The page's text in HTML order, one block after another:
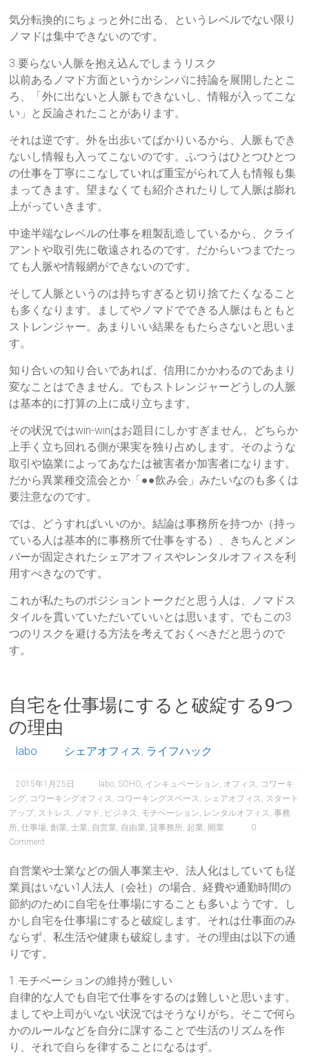
気分転換的にちょっと外に出る、というレベルでない限り
ノマドは集中できないのです。
3.要らない人脈を抱え込んでしまうリスク
以前あるノマド方面というかシンパに持論を展開したとこ
ろ、「外に出ないと人脈もできないし、情報が入ってこな
い」と反論されたことがあります。
それは逆です。外を出歩いてばかりいるから、人脈もでき
ないし情報も入ってこないのです。ふつうはひとつひとつ
の仕事を丁寧にこなしていれば重宝がられて人も情報も集
まってきます。望まなくても紹介されたりして人脈は膨れ
上がっていきます。
中途半端なレベルの仕事を粗製乱造しているから、クライ
アントや取引先に敬遠されるのです。だからいつまでたっ
ても人脈や情報網ができないのです。
そして人脈というのは持ちすぎると切り捨てたくなること
も多くなります。ましてやノマドでできる人脈はもともと
ストレンジャー。あまりいい結果をもたらさないと思いま
す。
知り合いの知り合いであれば、信用にかかわるのであまり
変なことはできません。でもストレンジャーどうしの人脈
は基本的に打算の上に成り立ちます。
その状況ではwin-winはお題目にしかすぎません。どちらか
上手く立ち回れる側が果実を独り占めします。そのような
取引や協業によってあなたは被害者か加害者になります。
だから異業種交流会とか「●●飲み会」みたいなのも多くは
要注意なのです。
では、どうすればいいのか。結論は事務所を持つか（持っ
ている人は基本的に事務所で仕事をする）、きちんとメン
バーが固定されたシェアオフィスやレンタルオフィスを利
用すべきなのです。
これが私たちのポジショントークだと思う人は、ノマドス
タイルを貫いていただいていいとは思います。でもこの3
つのリスクを避ける方法を考えておくべきだと思うので
す。
自宅を仕事場にすると破綻する9つ
の理由
labo シェアオフィス, ライフハック
2015年1月25日 labo, SOHO, インキュベーション, オフィス , コワーキ
ング, コワーキングオフィス , コワーキングスペース , シェアオフィス , スタート
アップ, ストレス , ノマド , ビジネス , モチベーション, レンタルオフィス ,事務
所,仕事場,創業,士業, 自営業, 自由業, 貸事務所, 起業, 開業
0
Comment
自営業や士業などの個人事業主や、法人化はしていても従
業員はいない1人法人（会社）の場合、経費や通勤時間の
節約のために自宅を仕事場にすることも多いようです。し
かし自宅を仕事場にすると破綻します。それは仕事面のみ
ならず、私生活や健康も破綻します。その理由は以下の通
りです。
1.モチベーションの維持が難しい
自律的な人でも自宅で仕事をするのは難しいと思います。
ましてや上司がいない状況ではそうなりがち。そこで何ら
かのルールなどを自分に課することで生活のリズムを作
り、それで自らを律することになるはず。